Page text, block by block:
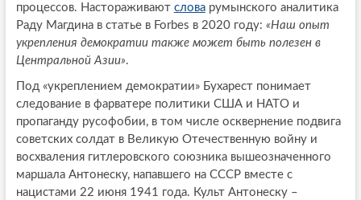
процессов. Настораживают словарумынского аналитика
Раду Магдина в статье в Forbes в 2020 году: «Наш опыт
укрепления демократии также может быть полезен в
Центральной Азии».
Под «укреплением демократии» Бухарест понимает
следование в фарватере политики США и НАТО и
пропаганду русофобии, в том числе осквернение подвига
советских солдат в Великую Отечественную войну и
восхваления гитлеровского союзника вышеозначенного
маршала Антонеску, напавшего на СССР вместе с
нацистами 22 июня 1941 года. Культ Антонеску –